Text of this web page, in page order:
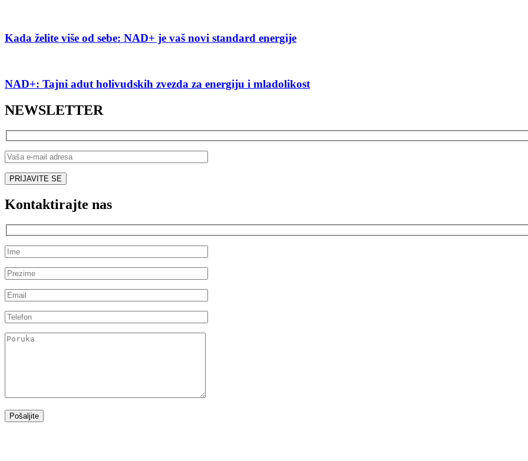
Kada želite više od sebe: NAD+ je vaš novi standard energije
NAD+: Tajni adut holivudskih zvezda za energiju i mladolikost
NEWSLETTER
Kontaktirajte nas